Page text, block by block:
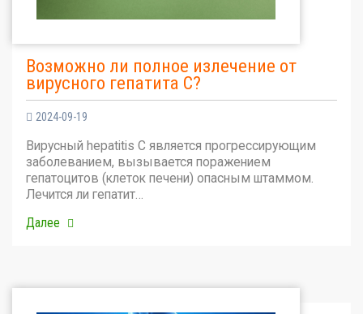
Возможно ли полное излечение от
вирусного гепатита С?
2024-09-19
Вирусный hepatitis C является прогрессирующим
заболеванием, вызывается поражением
гепатоцитов (клеток печени) опасным штаммом.
Лечится ли гепатит…
Далее